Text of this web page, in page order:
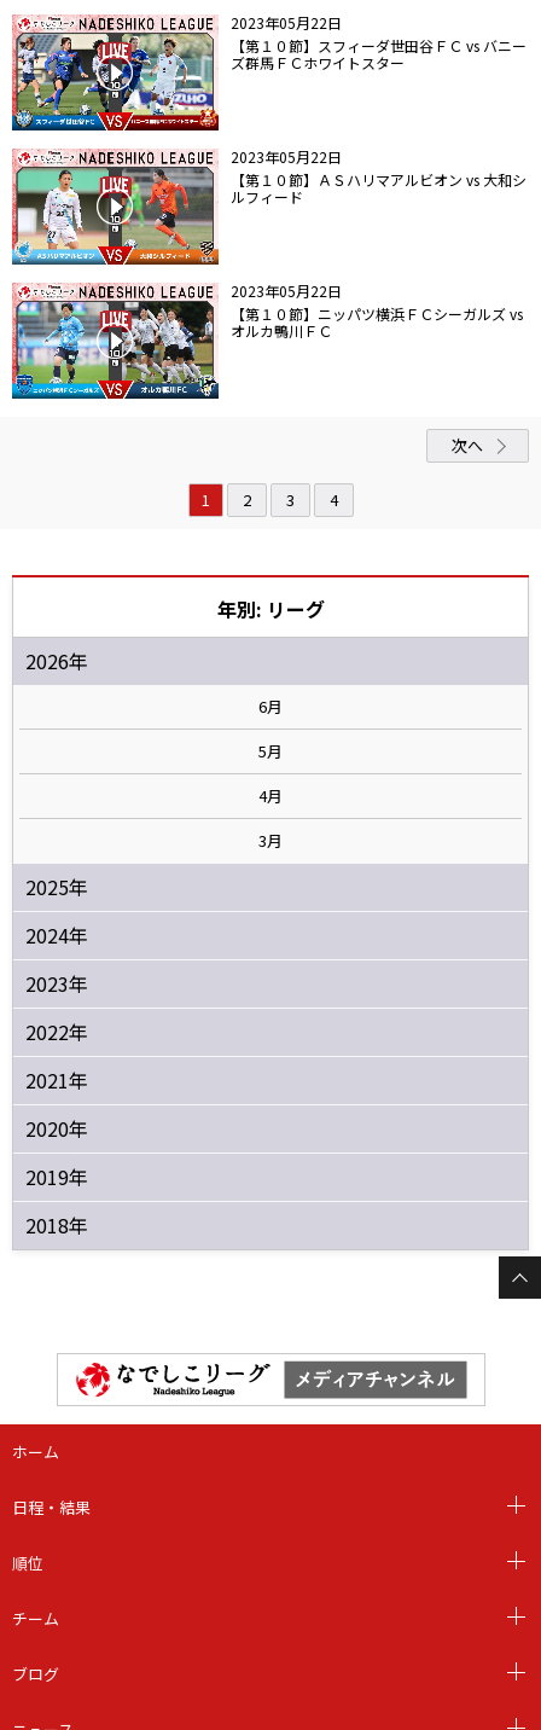
2023年05月22日
【第１０節】スフィーダ世田谷ＦＣ vs バニー
ズ群馬ＦＣホワイトスター
2023年05月22日
【第１０節】ＡＳハリマアルビオン vs 大和シ
ルフィード
2023年05月22日
【第１０節】ニッパツ横浜ＦＣシーガルズ vs
オルカ鴨川ＦＣ
1 2 3 4
次へ
年別: リーグ
2026年
6月
5月
4月
3月
2025年
2024年
2023年
2022年
2021年
2020年
2019年
2018年
ホーム
日程・結果
順位
チーム
ブログ